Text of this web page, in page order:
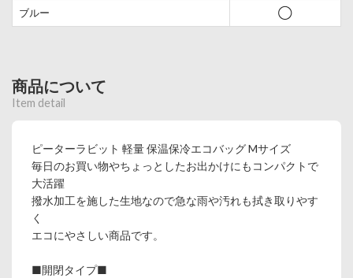
ブルー ◯
商品について
Item detail
ピーターラビット 軽量 保温保冷エコバッグ Mサイズ
毎日のお買い物やちょっとしたお出かけにもコンパクトで
大活躍
撥水加工を施した生地なので急な雨や汚れも拭き取りやす
く
エコにやさしい商品です。
■開閉タイプ■